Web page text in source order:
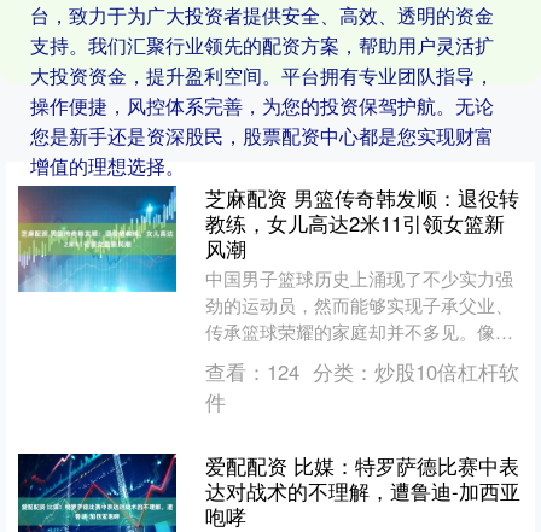
台，致力于为广大投资者提供安全、高效、透明的资金
支持。我们汇聚行业领先的配资方案，帮助用户灵活扩
大投资资金，提升盈利空间。平台拥有专业团队指导，
操作便捷，风控体系完善，为您的投资保驾护航。无论
您是新手还是资深股民，股票配资中心都是您实现财富
增值的理想选择。
芝麻配资 男篮传奇韩发顺：退役转
教练，女儿高达2米11引领女篮新
风潮
中国男子篮球历史上涌现了不少实力强
劲的运动员，然而能够实现子承父业、
传承篮球荣耀的家庭却并不多见。像王
治郅、巴特尔、李楠等名宿的子女虽然
拥有顶尖的篮球天赋，但在....
查看： 124 分类： 炒股10倍杠杆软
件
爱配配资 比媒：特罗萨德比赛中表
达对战术的不理解，遭鲁迪-加西亚
咆哮